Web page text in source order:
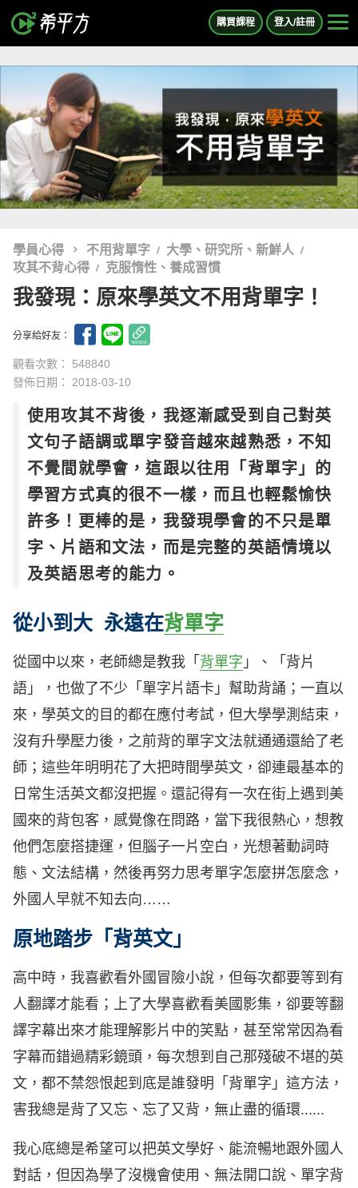
購買課程 登入/註冊
學員心得 不用背單字
大學、研究所、新鮮人
攻其不背心得
克服惰性、養成習慣
我發現：原來學英文不用背單字！
分享給好友：
觀看次數： 548840
發佈日期： 2018-03-10
使用攻其不背後，我逐漸感受到自己對英
文句子語調或單字發音越來越熟悉，不知
不覺間就學會，這跟以往用「背單字」的
學習方式真的很不一樣，而且也輕鬆愉快
許多！更棒的是，我發現學會的不只是單
字、片語和文法，而是完整的英語情境以
及英語思考的能力。
從小到大 永遠在背單字
從國中以來，老師總是教我「 背單字 」、「背片
語」，也做了不少「單字片語卡」幫助背誦；一直以
來，學英文的目的都在應付考試，但大學學測結束，
沒有升學壓力後，之前背的單字文法就通通還給了老
師；這些年明明花了大把時間學英文，卻連最基本的
日常生活英文都沒把握。還記得有一次在街上遇到美
國來的背包客，感覺像在問路，當下我很熱心，想教
他們怎麼搭捷運，但腦子一片空白，光想著動詞時
態、文法結構，然後再努力思考單字怎麼拼怎麼念，
外國人早就不知去向……
原地踏步「背英文」
高中時，我喜歡看外國冒險小說，但每次都要等到有
人翻譯才能看；上了大學喜歡看美國影集，卻要等翻
譯字幕出來才能理解影片中的笑點，甚至常常因為看
字幕而錯過精彩鏡頭，每次想到自己那殘破不堪的英
文，都不禁怨恨起到底是誰發明「背單字」這方法，
害我總是背了又忘、忘了又背，無止盡的循環......
我心底總是希望可以把英文學好、能流暢地跟外國人
對話，但因為學了沒機會使用、無法開口說、單字背